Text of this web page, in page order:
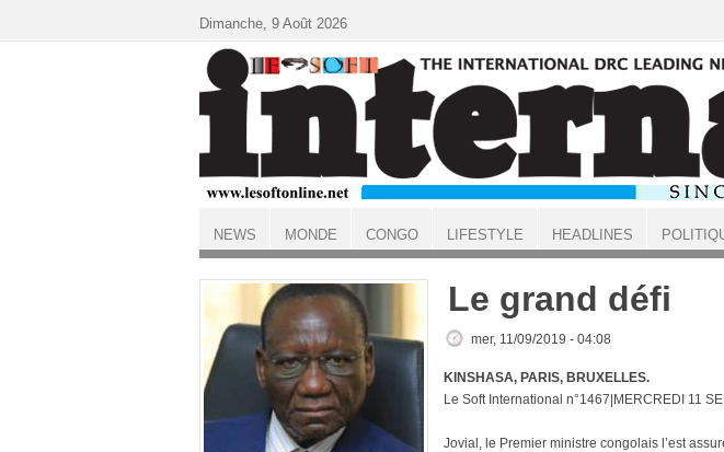
ACCUEIL
Le grand défi
mer, 11/09/2019 - 04:08
KINSHASA, PARIS, BRUXELLES.
Le Soft International n°1467|MERCREDI 11
Jovial, le Premier ministre congolais l’est
Dimanche, 9 Août 2026
NEWS MONDE CONGO LIFESTYLE HEADLINES